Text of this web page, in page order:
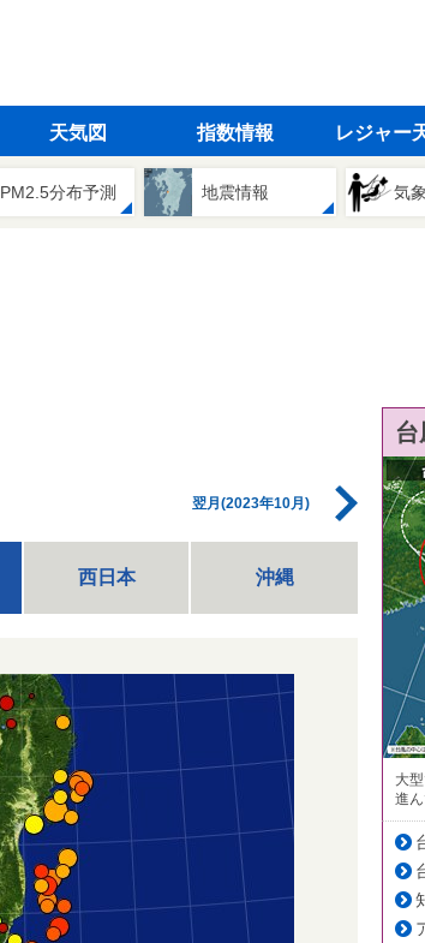
天気図 指数情報 レジャー
PM2.5分布予測 地震情報 気
翌月(2023年10月)
西日本 沖縄
大
進